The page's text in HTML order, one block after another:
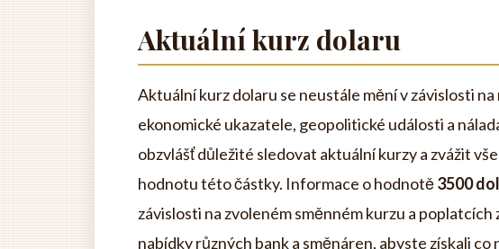
Aktuální kurz dolaru
Aktuální kurz dolaru se neustále mění v závislosti
ekonomické ukazatele, geopolitické události a
obzvlášť důležité sledovat aktuální kurzy a zvážit
hodnotu této částky. Informace o hodnotě3500
závislosti na zvoleném směnném kurzu a
nabídky různých bank a směnáren, abyste získali co